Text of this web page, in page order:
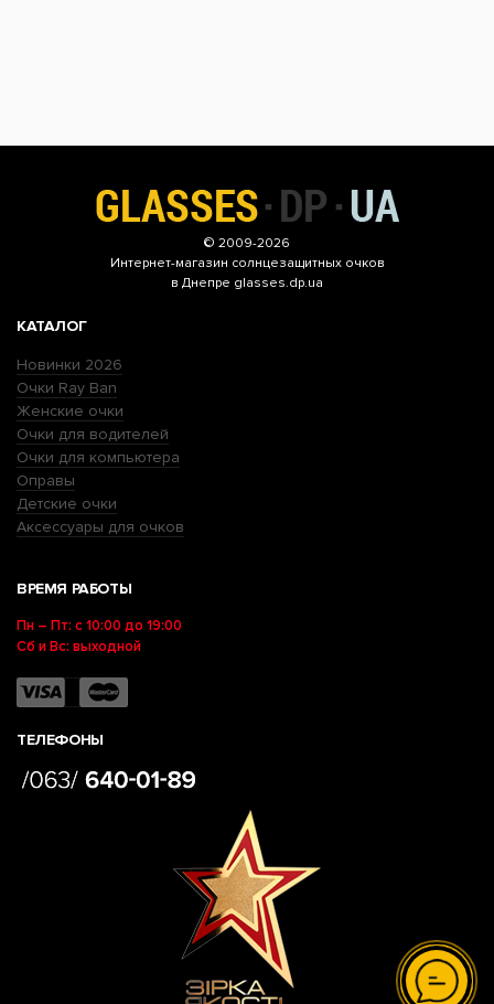
© 2009-2026
Интернет-магазин солнцезащитных очков
в Днепре glasses.dp.ua
КАТАЛОГ
Новинки 2026
Очки Ray Ban
Женские очки
Очки для водителей
Очки для компьютера
Оправы
Детские очки
Аксессуары для очков
ВРЕМЯ РАБОТЫ
Пн – Пт: с 10:00 до 19:00
Сб и Вс: выходной
ТЕЛЕФОНЫ